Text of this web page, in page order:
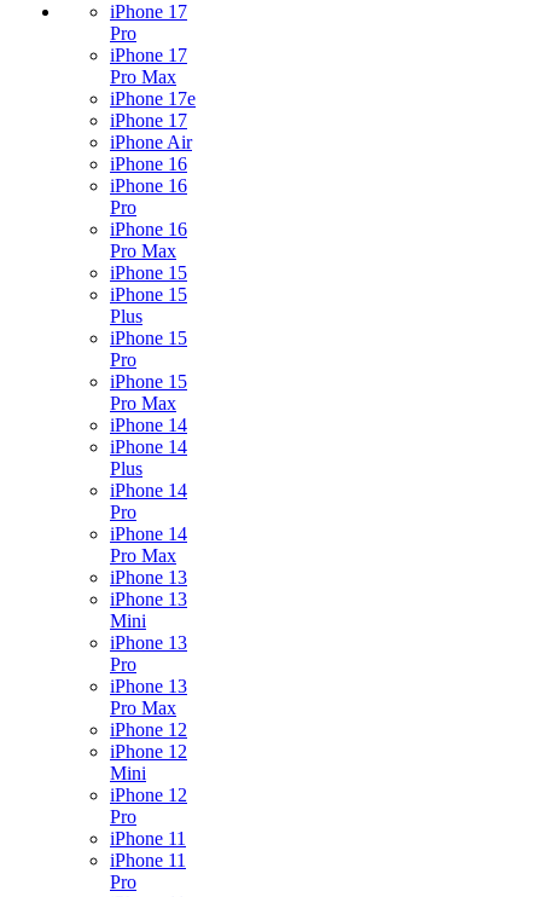
iPhone 17
Pro
iPhone 17
Pro Max
iPhone 17e
iPhone 17
iPhone Air
iPhone 16
iPhone 16
Pro
iPhone 16
Pro Max
iPhone 15
iPhone 15
Plus
iPhone 15
Pro
iPhone 15
Pro Max
iPhone 14
iPhone 14
Plus
iPhone 14
Pro
iPhone 14
Pro Max
iPhone 13
iPhone 13
Mini
iPhone 13
Pro
iPhone 13
Pro Max
iPhone 12
iPhone 12
Mini
iPhone 12
Pro
iPhone 11
iPhone 11
Pro